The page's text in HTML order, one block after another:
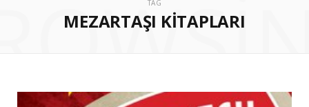
TAG
MEZARTAŞI KITAPLARI